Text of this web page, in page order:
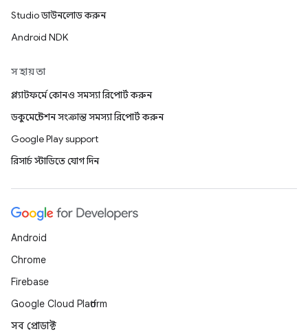
Studio ডাউনলোড করুন
Android NDK
সহায়তা
প্ল্যাটফর্মে কোনও সমস্যা রিপোর্ট করুন
ডকুমেন্টেশন সংক্রান্ত সমস্যা রিপোর্ট করুন
Google Play support
রিসার্চ স্টাডিতে যোগ দিন
Android
Chrome
Firebase
Google Cloud Platform
সব প্রোডাক্ট